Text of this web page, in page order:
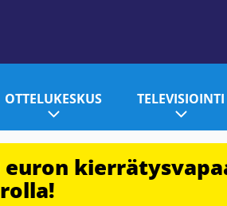
OTTELUKESKUS TELEVISIOINTI